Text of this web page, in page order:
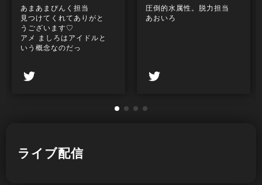
あまあまぴんく担当
見つけてくれてありがと
うございます♡
アメ ましろはアイドルと
いう概念なのだっ
圧倒的水属性。脱力担当
あおいろ
ライブ配信